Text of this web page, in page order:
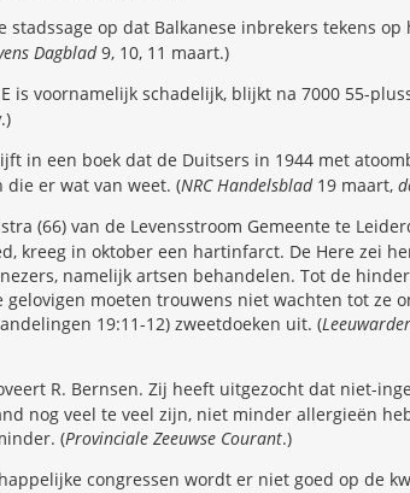
stadssage op dat Balkanese inbrekers tekens
Dagblad9, 10, 11 maart.)
is voornamelijk schadelijk, blijkt na 7000 55-
.)
in een boek dat de Duitsers in 1944 met
die er wat van weet. (NRC Handelsblad19 maart,
(66) van de Levensstroom Gemeente te
kreeg in oktober een hartinfarct. De Here zei
namelijk artsen behandelen. Tot de
gelovigen moeten trouwens niet wachten tot ze
19:11-12) zweetdoeken uit. (
R. Bernsen. Zij heeft uitgezocht dat niet-
nog veel te veel zijn, niet minder allergieën
(Provinciale Zeeuwse Courant.)
congressen wordt er niet goed op de